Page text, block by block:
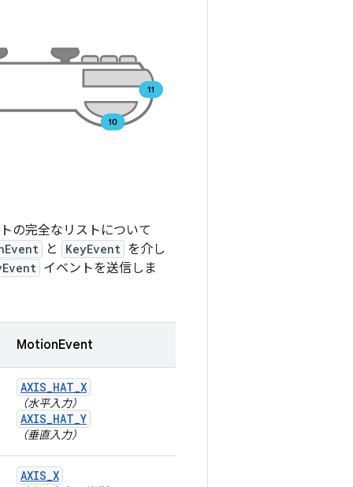
の完全なリストについて
と KeyEvent を介し
イベントを送信しま
MotionEvent
AXIS_HAT_X
（水平入力）
AXIS_HAT_Y
（垂直入力）
AXIS_X